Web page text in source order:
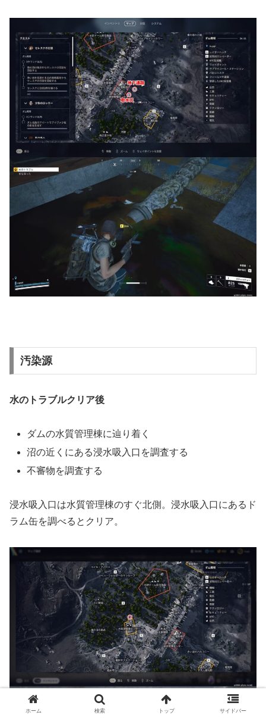
汚染源
水のトラブルクリア後
ダムの水質管理棟に辿り着く
沼の近くにある浸水吸入口を調査する
不審物を調査する
浸水吸入口は水質管理棟のすぐ北側。浸水吸入口にあるド
ラム缶を調べるとクリア。
ホーム 検索 トップ サイドバー